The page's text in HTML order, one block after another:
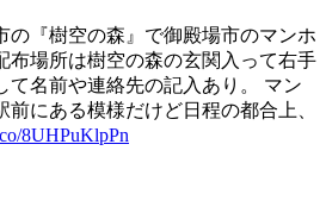
の『樹空の森』で御殿場市のマンホ
布場所は樹空の森の玄関入って右手
て名前や連絡先の記入あり。 マン
にある模様だけど日程の都合上、
8UHPuKlpPn